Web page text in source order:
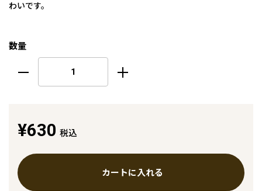
わいです。
数量
¥630 税込
カートに入れる